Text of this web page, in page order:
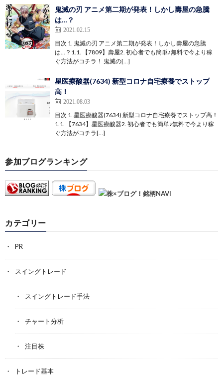
鬼滅の刃 アニメ第二期が発表！しかし壽屋の急騰
は…？
2021.02.15
目次 1. 鬼滅の刃 アニメ第二期が発表！しかし壽屋の急騰
は…？1.1. 【7809】壽屋2. 初心者でも簡単♪無料で今より稼
ぐ方法がコチラ！ 鬼滅の[…]
星医療酸器(7634) 新型コロナ自宅療養でストップ
高！
2021.08.03
目次 1. 星医療酸器(7634) 新型コロナ自宅療養でストップ高！
1.1. 【7634】星医療酸器2. 初心者でも簡単♪無料で今より稼
ぐ方法がコチラ[…]
参加ブログランキング
カテゴリー
PR
スイングトレード
スイングトレード手法
チャート分析
注目株
トレード基本